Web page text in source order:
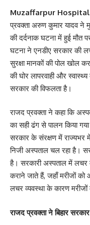
Muzaffarpur
प्रवक्ता अरुण कुमार यादव
की दर्दनाक घटना में हुई मौत
घटना ने एनडीए सरकार की
सुरक्षा मानकों की पोल खोल
की घोर लापरवाही और
सरकार की विफलता है।
राजद प्रवक्ता ने कहा कि
का सही ढंग से पालन किया
सरकार के संरक्षण में राज्यभर
निजी अस्पताल चल रहा है।
है। सरकारी अस्पताल में लचर
कराने जाते हैं, जहाँ मरीजों
लचर व्यवस्था के कारण
राजद प्रवक्ता ने बिहार